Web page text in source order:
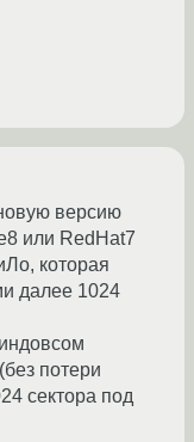
версию
или RedHat7
которая
далее 1024
потери
сектора под